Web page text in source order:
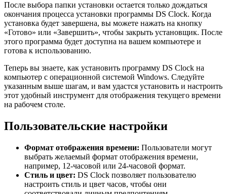
После выбора папки установки остается только дождаться
окончания процесса установки программы DS Clock. Когда
установка будет завершена, вы можете нажать на кнопку
«Готово» или «Завершить», чтобы закрыть установщик. После
этого программа будет доступна на вашем компьютере и
готова к использованию.
Теперь вы знаете, как установить программу DS Clock на
компьютер с операционной системой Windows. Следуйте
указанным выше шагам, и вам удастся установить и настроить
этот удобный инструмент для отображения текущего времени
на рабочем столе.
Пользовательские настройки
Формат отображения времени: Пользователи могут
выбрать желаемый формат отображения времени,
например, 12-часовой или 24-часовой формат.
Стиль и цвет: DS Clock позволяет пользователю
настроить стиль и цвет часов, чтобы они